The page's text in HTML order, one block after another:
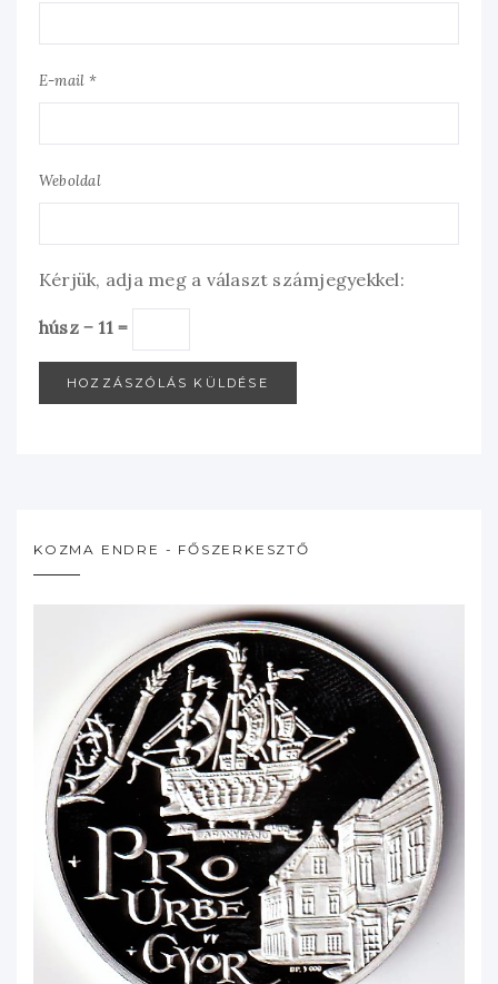
E-mail *
Weboldal
Kérjük, adja meg a választ számjegyekkel:
húsz − 11 =
KOZMA ENDRE - FŐSZERKESZTŐ